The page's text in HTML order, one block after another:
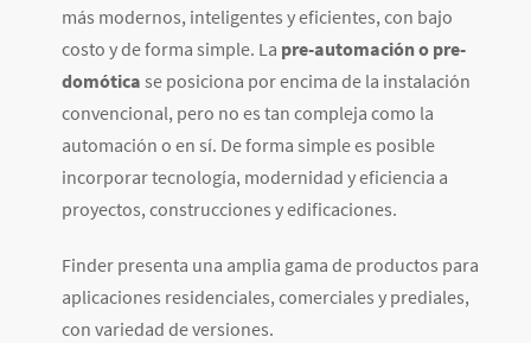
más modernos, inteligentes y eficientes, con bajo
costo y de forma simple. La pre-automación o pre-
domótica se posiciona por encima de la instalación
convencional, pero no es tan compleja como la
automación o en sí. De forma simple es posible
incorporar tecnología, modernidad y eficiencia a
proyectos, construcciones y edificaciones.
Finder presenta una amplia gama de productos para
aplicaciones residenciales, comerciales y prediales,
con variedad de versiones.